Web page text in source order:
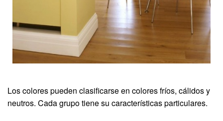
Los colores pueden clasificarse en colores fríos, cálidos y
neutros. Cada grupo tiene su características particulares.